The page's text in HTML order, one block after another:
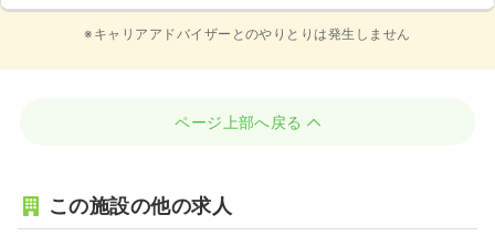
※キャリアアドバイザーとのやりとりは発生しません
ページ上部へ戻る
この施設の他の求人